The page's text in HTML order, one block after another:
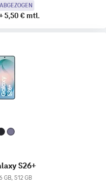
5,50 € mtl.
S26+
GB, 512 GB